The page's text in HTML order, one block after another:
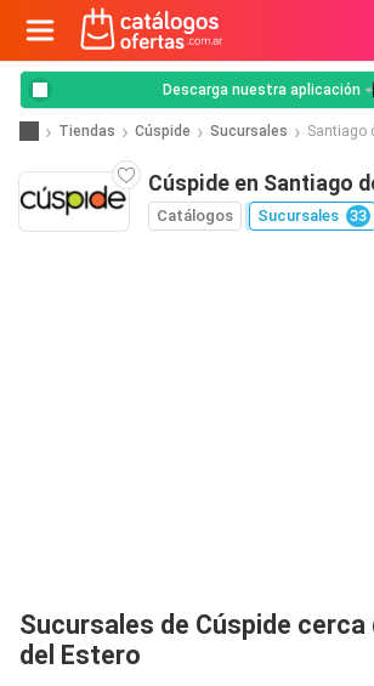
Descarga nuestra aplicación
Tiendas Cúspide Sucursales Santiago
Cúspide en Santiago
Catálogos Sucursales 33
Sucursales de Cúspide cerca
del Estero